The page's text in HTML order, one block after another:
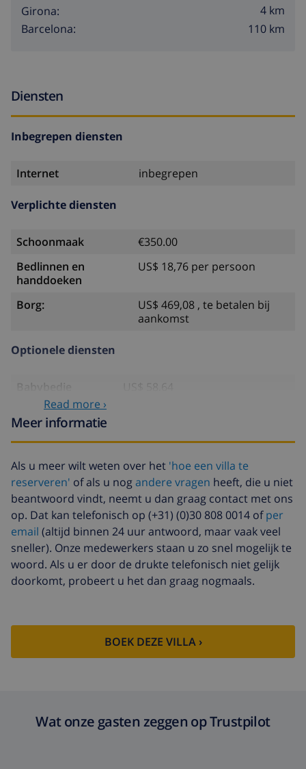
Girona:
4 km
Barcelona:
110 km
Diensten
Inbegrepen diensten
Internet inbegrepen
Verplichte diensten
Schoonmaak
€350.00
Bedlinnen en
handdoeken
US$ 18,76 per persoon
Borg:
US$ 469,08 , te betalen bij
aankomst
Optionele diensten
Huisdieren
Extra handdoeken
US$ 8,80 per persoon
Late checkout
US$ 113,75
Extra
schoonmaak
gebaseerd op energie verbruik
(US$ 52,77/HOUR)
Annuleringsfonds:
4.80% van het totale bedrag
Read more ›
Meer informatie
Als u meer wilt weten over het 'hoe een villa te
reserveren' of als u nogandere vragen heeft, die u niet
beantwoord vindt, neemt u dan graag contact met ons
op. Dat kan telefonisch op (+31) (0)30 808 0014 ofper
email (altijd binnen 24 uur antwoord, maar vaak veel
sneller). Onze medewerkers staan u zo snel mogelijk te
woord. Als u er door de drukte telefonisch niet gelijk
doorkomt, probeert u het dan graag nogmaals.
BOEK DEZE VILLA ›
Wat onze gasten zeggen op Trustpilot